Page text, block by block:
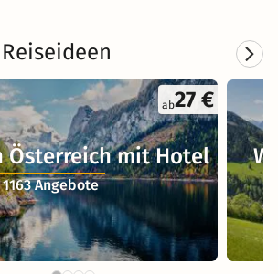
ab27 €
Österreich mit Hotel
1163 Angebote